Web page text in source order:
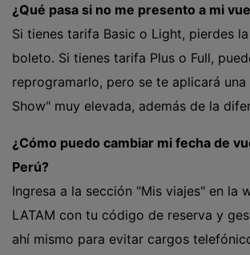
¿Qué pasa si no me presento a mi
Si tienes tarifa Basic o Light, pierdes
boleto. Si tienes tarifa Plus o Full,
reprogramarlo, pero se te aplicará
Show" muy elevada, además de la
¿Cómo puedo cambiar mi fecha de
Perú?
Ingresa a la sección "Mis viajes" en la
LATAM con tu código de reserva y
ahí mismo para evitar cargos